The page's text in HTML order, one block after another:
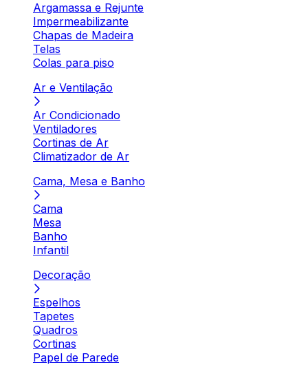
Argamassa e Rejunte
Impermeabilizante
Chapas de Madeira
Telas
Colas para piso
Ar e Ventilação
Ar Condicionado
Ventiladores
Cortinas de Ar
Climatizador de Ar
Cama, Mesa e Banho
Cama
Mesa
Banho
Infantil
Decoração
Espelhos
Tapetes
Quadros
Cortinas
Papel de Parede